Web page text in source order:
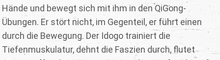
Hände und bewegt sich mit ihm in den QiGong-
Übungen. Er stört nicht, im Gegenteil, er führt einen
durch die Bewegung. Der Idogo trainiert die
Tiefenmuskulatur, dehnt die Faszien durch, flutet